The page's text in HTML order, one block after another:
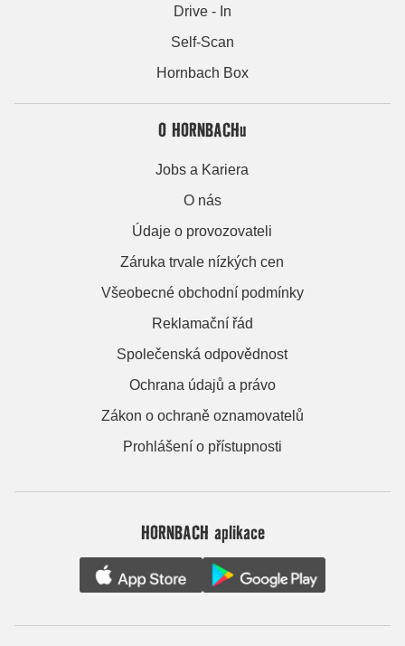
Drive - In
Self-Scan
Hornbach Box
O HORNBACHu
Jobs a Kariera
O nás
Údaje o provozovateli
Záruka trvale nízkých cen
Všeobecné obchodní podmínky
Reklamační řád
Společenská odpovědnost
Ochrana údajů a právo
Zákon o ochraně oznamovatelů
Prohlášení o přístupnosti
HORNBACH aplikace